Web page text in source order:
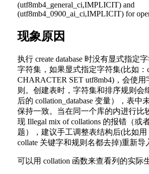
(utf8mb4_general_ci,IMPLICIT) and
(utf8mb4_0900_ai_ci,IMPLICIT) for
现象原因
执行 create database 时没有显式指定
字符集，如果显式指定字符集(比如：
CHARACTER SET utf8mb4)，会使
则。创建表时，字符集和排序规则会
后的 collation_database 变量），表中
保持一致。当在同一个库的内进行比
现 Illegal mix of collations 的报错（或
题），建议手工调整表结构后(比如用
collate 关键字和规则名都去掉)重新导
可以用 collation 函数来查看列的实际